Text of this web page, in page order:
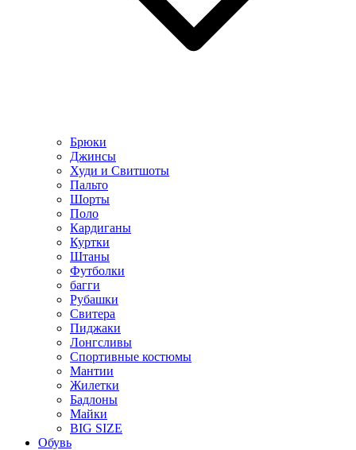
Брюки
Джинсы
Худи и Свитшоты
Пальто
Шорты
Поло
Кардиганы
Куртки
Штаны
Футболки
багги
Рубашки
Свитера
Пиджаки
Лонгсливы
Спортивные костюмы
Мантии
Жилетки
Бадлоны
Майки
BIG SIZE
Обувь